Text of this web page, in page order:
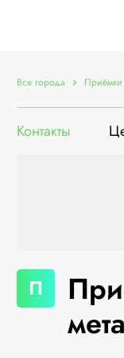
Все города
Контакты
П